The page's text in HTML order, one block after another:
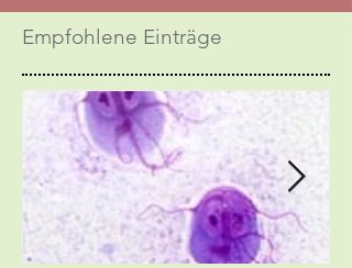
Empfohlene Einträge